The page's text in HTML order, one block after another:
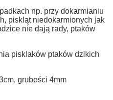
np. przy dokarmianiu
piskląt niedokarmionych jak
nie dają rady, ptaków
pisklaków ptaków dzikich
grubości 4mm